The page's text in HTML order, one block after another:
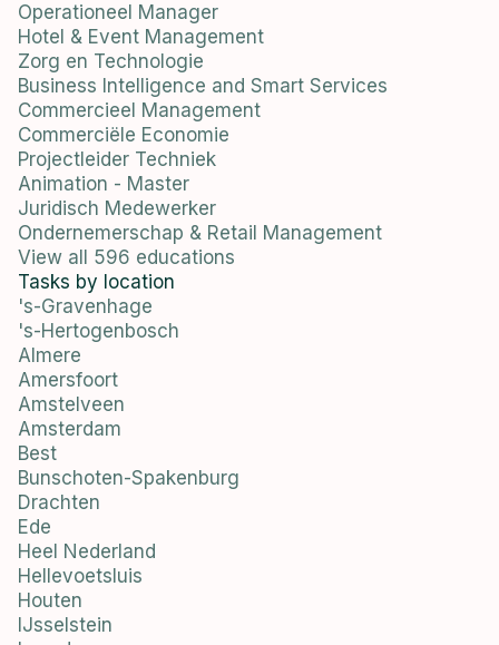
Operationeel Manager
Hotel & Event Management
Zorg en Technologie
Business Intelligence and Smart Services
Commercieel Management
Commerciële Economie
Projectleider Techniek
Animation - Master
Juridisch Medewerker
Ondernemerschap & Retail Management
View all 596 educations
Tasks by location
's-Gravenhage
's-Hertogenbosch
Almere
Amersfoort
Amstelveen
Amsterdam
Best
Bunschoten-Spakenburg
Drachten
Ede
Heel Nederland
Hellevoetsluis
Houten
IJsselstein